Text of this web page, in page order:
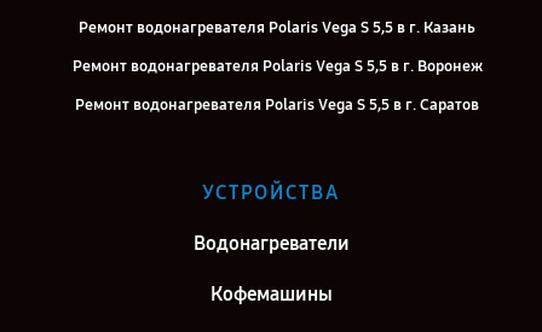
Ремонт водонагревателя Polaris Vega S 5,5 в г. Казань
Ремонт водонагревателя Polaris Vega S 5,5 в г. Воронеж
Ремонт водонагревателя Polaris Vega S 5,5 в г. Саратов
Ремонт водонагревателя Polaris Vega S 5,5 в г. Киров
Ремонт водонагревателя Polaris Vega S 5,5 в г. Санкт-Петербург
УСТРОЙСТВА
Водонагреватели
Кофемашины